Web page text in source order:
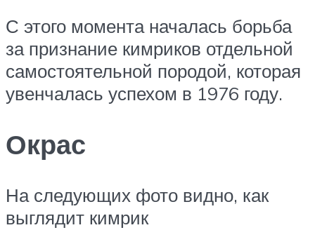
С этого момента началась борьба
за признание кимриков отдельной
самостоятельной породой, которая
увенчалась успехом в 1976 году.
Окрас
На следующих фото видно, как
выглядит кимрик